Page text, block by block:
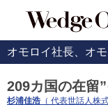
オモロイ社長、オ
209カ国の在留
杉浦佳浩 （ 代表世話人株